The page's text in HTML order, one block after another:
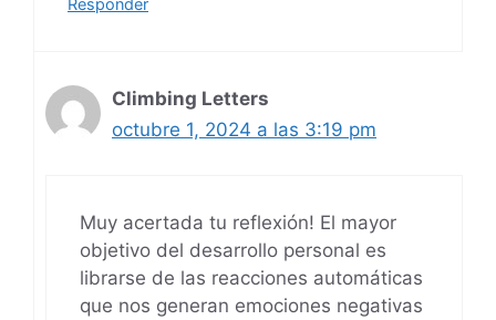
Responder
Climbing Letters
octubre 1, 2024 a las 3:19 pm
Muy acertada tu reflexión! El mayor
objetivo del desarrollo personal es
librarse de las reacciones automáticas
que nos generan emociones negativas